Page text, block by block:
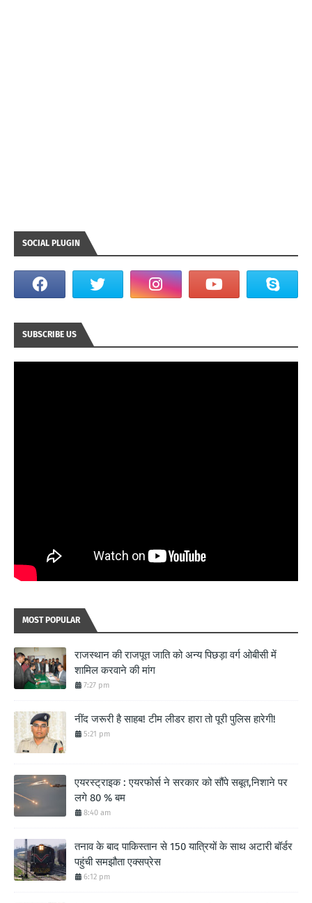
SOCIAL PLUGIN
SUBSCRIBE US
MOST POPULAR
राजस्थान की राजपूत जाति को अन्य पिछड़ा वर्ग ओबीसी में
शामिल करवाने की मांग
7:27 pm
नींद जरूरी है साहब! टीम लीडर हारा तो पूरी पुलिस हारेगी!
5:21 pm
एयरस्ट्राइक : एयरफोर्स ने सरकार को सौंपे सबूत,निशाने पर
लगे 80 % बम
8:40 am
तनाव के बाद पाकिस्तान से 150 यात्रियों के साथ अटारी बॉर्डर
पहुंची समझौता एक्सप्रेस
6:12 pm